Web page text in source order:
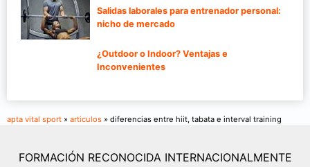
Salidas laborales para entrenador personal:
nicho de mercado
¿Outdoor o Indoor? Ventajas e
Inconvenientes
apta vital sport » articulos » diferencias entre hiit, tabata e interval training
FORMACIÓN RECONOCIDA INTERNACIONALMENTE